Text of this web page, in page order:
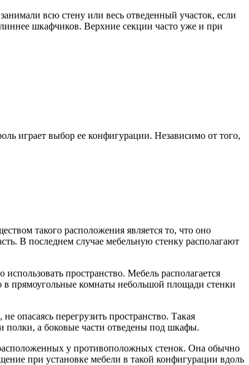
всю стену или весь отведенный участок, если
шкафчиков. Верхние секции часто уже и при
играет выбор ее конфигурации. Независимо от того,
такого расположения является то, что оно
В последнем случае мебельную стенку располагают
пространство. Мебель располагается
в прямоугольные комнаты небольшой площади стенки
опасаясь перегрузить пространство. Такая
полки, а боковые части отведены под шкафы.
у противоположных стенок. Она обычно
при установке мебели в такой конфигурации вдоль